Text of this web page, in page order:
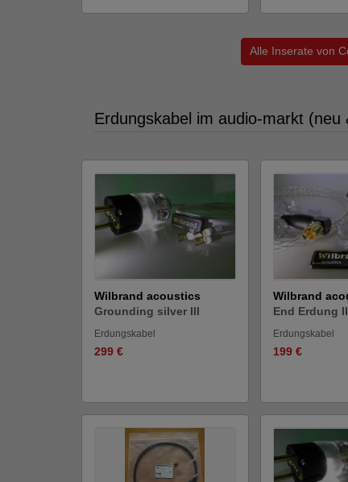
Alle Inserate von
Erdungskabel im audio-markt (neu
Wilbrand acoustics
Grounding silver III
Erdungskabel
299 €
Wilbrand
End Erdung II
Erdungskabel
199 €